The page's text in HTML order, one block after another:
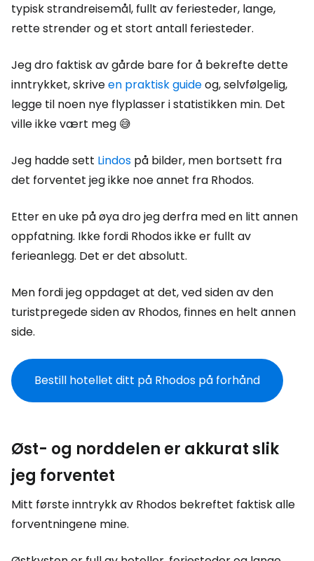
typisk strandreisemål, fullt av feriesteder, lange,
rette strender og et stort antall feriesteder.
Jeg dro faktisk av gårde bare for å bekrefte dette
inntrykket, skriveen praktisk guideog, selvfølgelig,
legge til noen nye flyplasser i statistikken min. Det
ville ikke vært meg 😅
Jeg hadde sett Lindos på bilder, men bortsett fra
det forventet jeg ikke noe annet fra Rhodos.
Etter en uke på øya dro jeg derfra med en litt annen
oppfatning. Ikke fordi Rhodos ikke er fullt av
ferieanlegg. Det er det absolutt.
Men fordi jeg oppdaget at det, ved siden av den
turistpregede siden av Rhodos, finnes en helt annen
side.
Bestill hotellet ditt på Rhodos på forhånd
Øst- og norddelen er akkurat slik
jeg forventet
Mitt første inntrykk av Rhodos bekreftet faktisk alle
forventningene mine.